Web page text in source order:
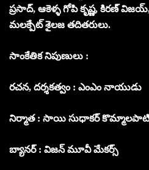
ప్రసాద్, ఆకెళ్ళ గోపి కృష్ణ, కిరణ్
మలక్పేట్ శైలజ తదితరులు.
సాంకేతిక నిపుణులు :
రచన, దర్శకత్వం : ఎంఎం నాయుడు
నిర్మాత : సాయి సుధాకర్
బ్యానర్ : విజన్ మూవీ మేకర్స్